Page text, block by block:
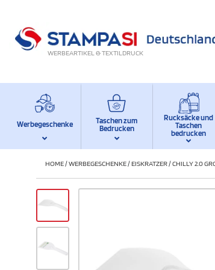
WERBEARTIKEL & TEXTILDRUCK
Werbegeschenke
Taschen zum
Bedrucken
Rucksäcke und
Taschen
bedrucken
HOME/WERBEGESCHENKE/EISKRATZER/CHILLY 2.0